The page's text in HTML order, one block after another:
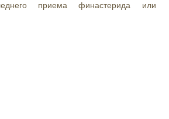
приема финастерида или